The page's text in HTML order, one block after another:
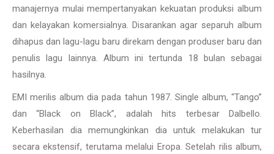
manajernya mulai mempertanyakan kekuatan produksi album
dan kelayakan komersialnya. Disarankan agar separuh album
dihapus dan lagu-lagu baru direkam dengan produser baru dan
penulis lagu lainnya. Album ini tertunda 18 bulan sebagai
hasilnya.
EMI merilis album dia pada tahun 1987. Single album, “Tango”
dan “Black on Black”, adalah hits terbesar Dalbello.
Keberhasilan dia memungkinkan dia untuk melakukan tur
secara ekstensif, terutama melalui Eropa. Setelah rilis album,